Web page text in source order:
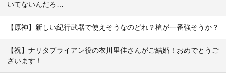
いてないんだろ…
【原神】新しい紀行武器で使えそうなのどれ？槍が一番強そうか？
【祝】ナリタブライアン役の衣川里佳さんがご結婚！おめでとうご
ざいます！